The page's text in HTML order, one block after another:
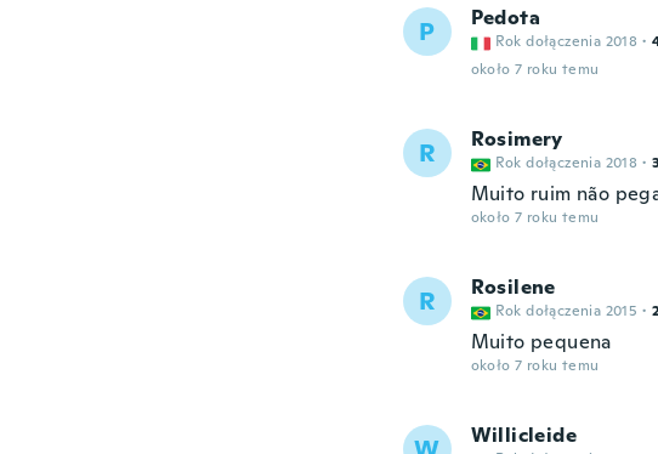
P Pedota
Rok dołączenia 2018 ·
około 7 roku temu
R Rosimery
Rok dołączenia 2018 ·
Muito ruim não
około 7 roku temu
R Rosilene
Rok dołączenia 2015 ·
Muito pequena
około 7 roku temu
Willicleide